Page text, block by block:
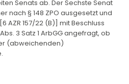
Senats ab. Der Sechste Senat
nach § 148 ZPO ausgesetzt und
AZR 157/22 (B)] mit Beschluss
3 Satz 1 ArbGG angefragt, ob
(abweichenden)